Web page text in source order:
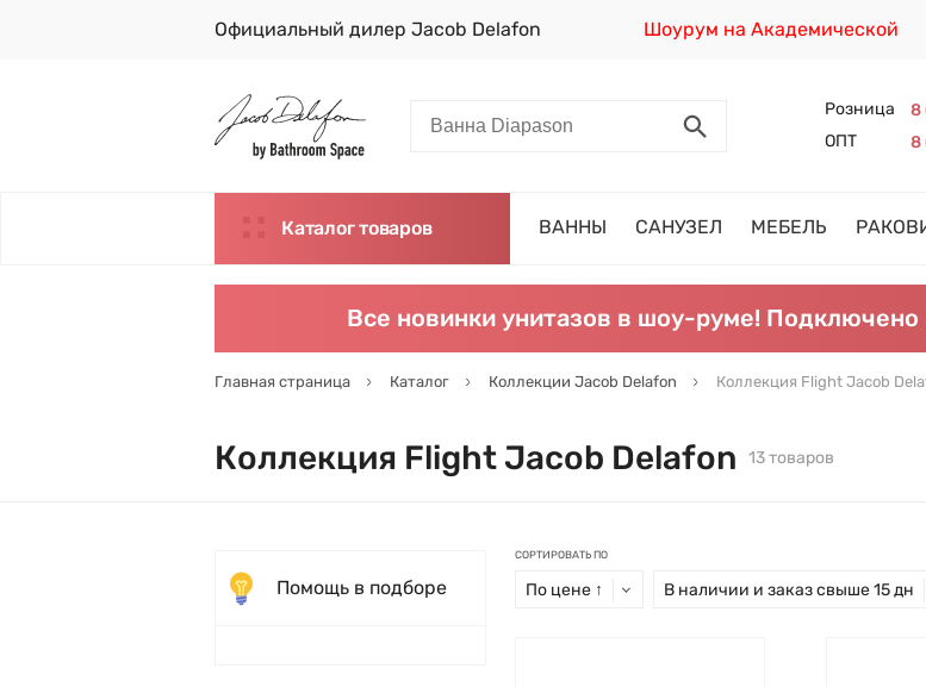
Официальный дилер Jacob Delafon Шоурум на Академической
Розница 8
ОПТ
8
Каталог товаров ВАННЫ САНУЗЕЛ МЕБЕЛЬ
Все новинки унитазов в шоу-руме!
Главная страница Каталог Коллекции Jacob Delafon Коллекция Flight Jacob
Коллекция Flight Jacob Delafon 13 товаров
Помощь в подборе
СОРТИРОВАТЬ ПО
По цене ↑ В наличии и заказ свыше 15 дн